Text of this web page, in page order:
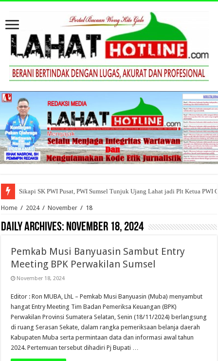
Sikapi SK PWI Pusat, PWI Sumsel Tunjuk Ujang Lahat jadi Plt Ketua PWI
Home / 2024 / November / 18
Daily Archives: November 18, 2024
Pemkab Musi Banyuasin Sambut Entry
Meeting BPK Perwakilan Sumsel
November 18, 2024
Editor : Ron MUBA, LhL – Pemkab Musi Banyuasin (Muba) menyambut
hangat Entry Meeting Tim Badan Pemeriksa Keuangan (BPK)
Perwakilan Provinsi Sumatera Selatan, Senin (18/11/2024) berlangsung
di ruang Serasan Sekate, dalam rangka pemeriksaan belanja daerah
Kabupaten Muba serta permintaan data dan informasi awal tahun
2024. Pertemuan tersebut dihadiri Pj Bupati …